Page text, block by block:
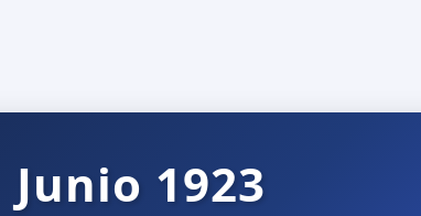
Junio 1923